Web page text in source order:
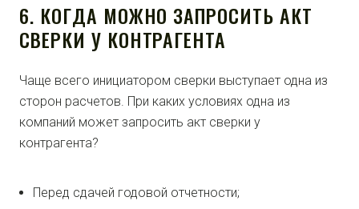
6. КОГДА МОЖНО ЗАПРОСИТЬ АКТ
СВЕРКИ У КОНТРАГЕНТА
Чаще всего инициатором сверки выступает одна из
сторон расчетов. При каких условиях одна из
компаний может запросить акт сверки у
контрагента?
Перед сдачей годовой отчетности;